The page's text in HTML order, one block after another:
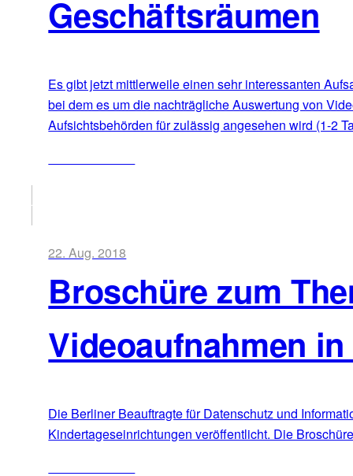
Geschäftsräumen
Es gibt jetzt mittlerweile einen sehr interessanten
bei dem es um die nachträgliche Auswertung von
Aufsichtsbehörden für zulässig angesehen wird (1-2
22. Aug. 2018
Broschüre zum
Videoaufnahmen
Die Berliner Beauftragte für Datenschutz und
Kindertageseinrichtungen veröffentlicht. Die